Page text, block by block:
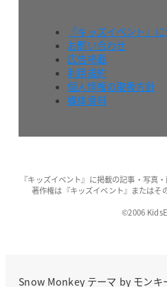
『キッズイベント』
お問い合わせ
広告掲載
利用規約
個人情報の取扱方針
媒体資料
『キッズイベント』に掲載の記事・写真
著作権は『キッズイベント』またはそ
©2006
Snow Monkeyテーマ by モンキ